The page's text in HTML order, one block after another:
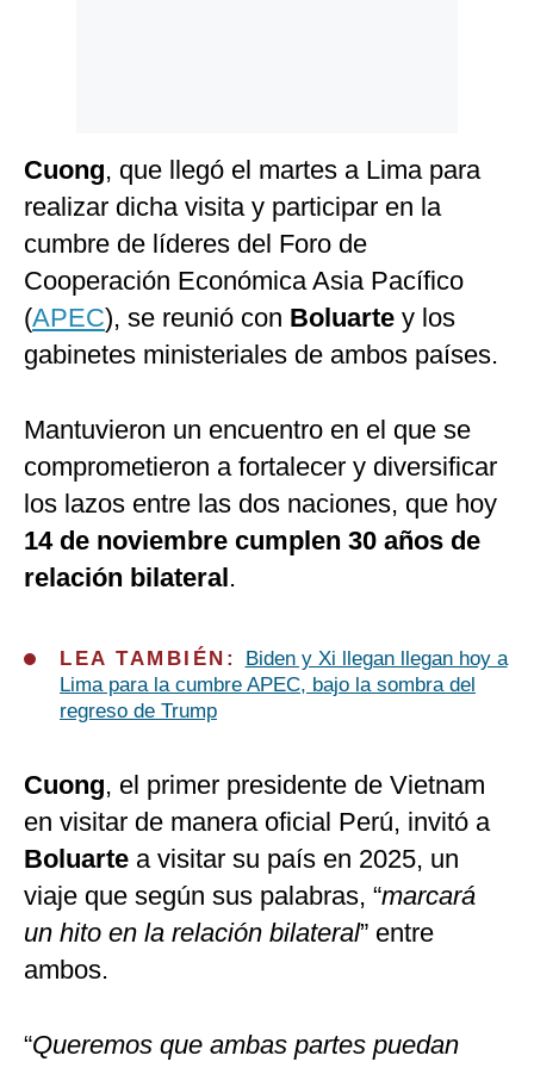
Cuong, que llegó el martes a Lima para
realizar dicha visita y participar en la
cumbre de líderes del Foro de
Cooperación Económica Asia Pacífico
(APEC), se reunió con Boluarte y los
gabinetes ministeriales de ambos países.
Mantuvieron un encuentro en el que se
comprometieron a fortalecer y diversificar
los lazos entre las dos naciones, que hoy
14 de noviembre cumplen 30 años de
relación bilateral.
LEA TAMBIÉN:
Biden y Xi llegan llegan hoy a
Lima para la cumbre APEC, bajo la sombra del
regreso de Trump
Cuong, el primer presidente de Vietnam
en visitar de manera oficial Perú, invitó a
Boluarte a visitar su país en 2025, un
viaje que según sus palabras, “marcará
un hito en la relación bilateral” entre
ambos.
“Queremos que ambas partes puedan